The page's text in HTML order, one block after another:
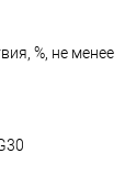
%, не менее